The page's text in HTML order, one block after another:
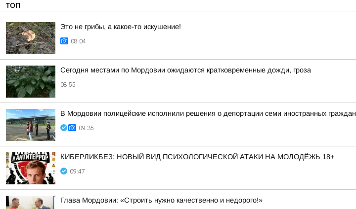
ТОП
Это не грибы, а какое-то искушение!
08:04
Сегодня местами по Мордовии ожидаются кратковременные дожди, гроза
08:55
В Мордовии полицейские исполнили решения о депортации семи иностранных граждан
09:35
КИБЕРЛИКБЕЗ: НОВЫЙ ВИД ПСИХОЛОГИЧЕСКОЙ АТАКИ НА МОЛОДЁЖЬ 18+
09:47
Глава Мордовии: «Строить нужно качественно и недорого!»